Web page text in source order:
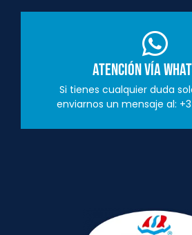
Atención vía
Si tienes cualquier duda
enviarnos un mensaje al: